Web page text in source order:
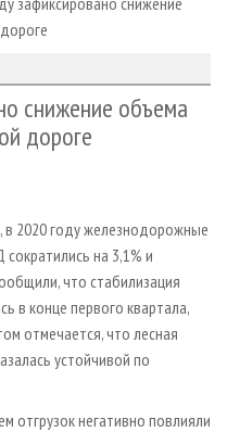
снижение объема
дороге
в 2020 году железнодорожные
на 3,1% и
что стабилизация
в конце первого квартала,
отмечается, что лесная
устойчивой по
отгрузок негативно повлияли